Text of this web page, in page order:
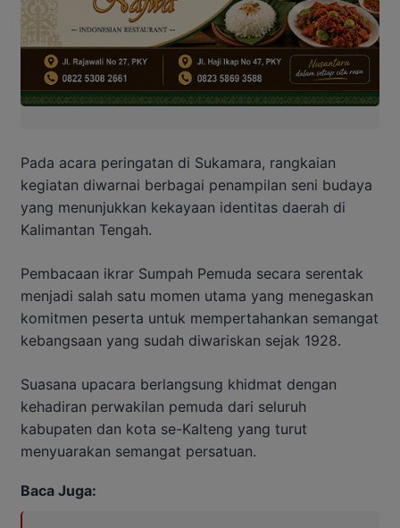
Pada acara peringatan di Sukamara, rangkaian
kegiatan diwarnai berbagai penampilan seni budaya
yang menunjukkan kekayaan identitas daerah di
Kalimantan Tengah.
Pembacaan ikrar Sumpah Pemuda secara serentak
menjadi salah satu momen utama yang menegaskan
komitmen peserta untuk mempertahankan semangat
kebangsaan yang sudah diwariskan sejak 1928.
Suasana upacara berlangsung khidmat dengan
kehadiran perwakilan pemuda dari seluruh
kabupaten dan kota se-Kalteng yang turut
menyuarakan semangat persatuan.
Baca Juga: